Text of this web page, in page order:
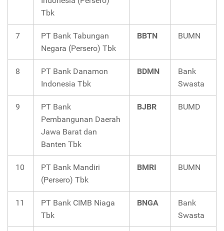
Tbk
7
PT Bank Tabungan
Negara (Persero) Tbk
BBTN BUMN
8
PT Bank Danamon
Indonesia Tbk
BDMN
Bank
Swasta
9
PT Bank
Pembangunan Daerah
Jawa Barat dan
Banten Tbk
BJBR BUMD
10
PT Bank Mandiri
(Persero) Tbk
BMRI BUMN
11
PT Bank CIMB Niaga
Tbk
BNGA
Bank
Swasta